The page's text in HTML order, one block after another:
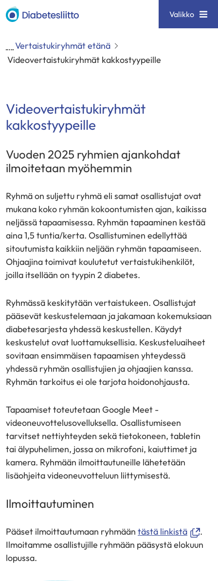
Siirry
sisältöön
Diabetesliitto Valikko
Vertaistukiryhmät etänä
Videovertaistukiryhmät kakkostyypeille
Videovertaistukiryhmät
kakkostyypeille
Vuoden 2025 ryhmien ajankohdat
ilmoitetaan myöhemmin
Ryhmä on suljettu ryhmä eli samat osallistujat ovat
mukana koko ryhmän kokoontumisten ajan, kaikissa
neljässä tapaamisessa. Ryhmän tapaaminen kestää
aina 1,5 tuntia/kerta. Osallistuminen edellyttää
sitoutumista kaikkiin neljään ryhmän tapaamiseen.
Ohjaajina toimivat koulutetut vertaistukihenkilöt,
joilla itsellään on tyypin 2 diabetes.
Ryhmässä keskitytään vertaistukeen. Osallistujat
pääsevät keskustelemaan ja jakamaan kokemuksiaan
diabetesarjesta yhdessä keskustellen. Käydyt
keskustelut ovat luottamuksellisia. Keskusteluaiheet
sovitaan ensimmäisen tapaamisen yhteydessä
yhdessä ryhmän osallistujien ja ohjaajien kanssa.
Ryhmän tarkoitus ei ole tarjota hoidonohjausta.
Tapaamiset toteutetaan Google Meet -
videoneuvottelusovelluksella. Osallistumiseen
tarvitset nettiyhteyden sekä tietokoneen, tabletin
tai älypuhelimen, jossa on mikrofoni, kaiuttimet ja
kamera. Ryhmään ilmoittautuneille lähetetään
lisäohjeita videoneuvotteluun liittymisestä.
Ilmoittautuminen
Pääset ilmoittautumaan ryhmään tästä linkistä
uuteen
.
Ilmoitamme osallistujille ryhmään pääsystä elokuun
lopussa.